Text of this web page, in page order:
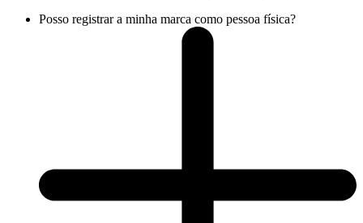
Posso registrar a minha marca como pessoa física?